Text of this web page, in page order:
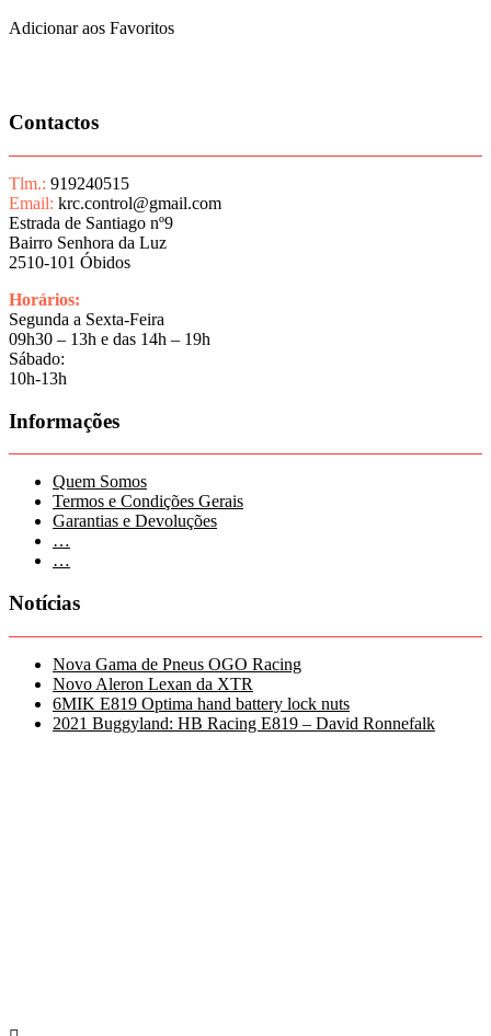
Adicionar aos Favoritos
Contactos
Tlm.: 919240515
Email: krc.control@gmail.com
Estrada de Santiago nº9
Bairro Senhora da Luz
2510-101 Óbidos
Horários:
Segunda a Sexta-Feira
09h30 – 13h e das 14h – 19h
Sábado:
10h-13h
Informações
Quem Somos
Termos e Condições Gerais
Garantias e Devoluções
…
…
Notícias
Nova Gama de Pneus OGO Racing
Novo Aleron Lexan da XTR
6MIK E819 Optima hand battery lock nuts
2021 Buggyland: HB Racing E819 – David Ronnefalk